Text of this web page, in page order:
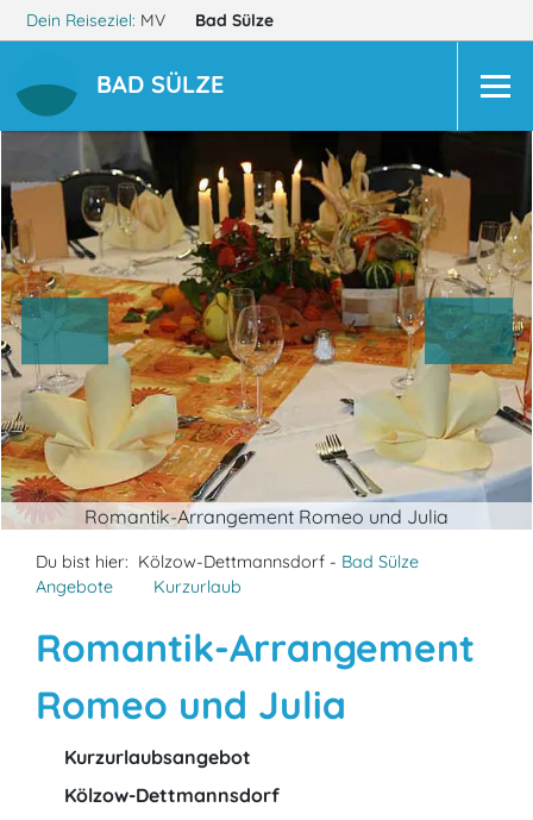
Dein Reiseziel: MV Bad Sülze
BAD SÜLZE
Romantik-Arrangement Romeo und Julia
Du bist hier: Kölzow-Dettmannsdorf - Bad Sülze
Angebote
Kurzurlaub
Romantik-Arrangement
Romeo und Julia
Kurzurlaubsangebot
Kölzow-Dettmannsdorf